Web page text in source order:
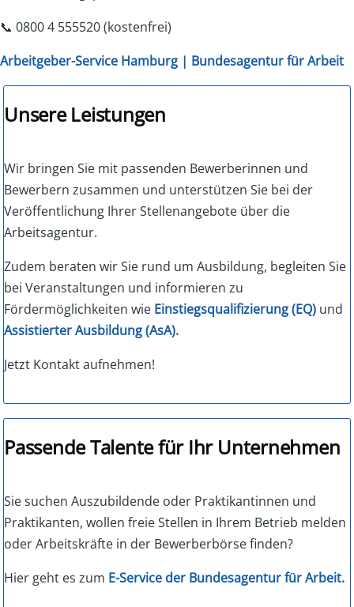
📞 0800 4 555520 (kostenfrei)
Arbeitgeber-Service Hamburg | Bundesagentur für Arbeit
Unsere Leistungen
Wir bringen Sie mit passenden Bewerberinnen und
Bewerbern zusammen und unterstützen Sie bei der
Veröffentlichung Ihrer Stellenangebote über die
Arbeitsagentur.
Zudem beraten wir Sie rund um Ausbildung, begleiten Sie
bei Veranstaltungen und informieren zu
Fördermöglichkeiten wieEinstiegsqualifizierung (EQ)und
Assistierter Ausbildung (AsA).
Jetzt Kontakt aufnehmen!
Passende Talente für Ihr Unternehmen
Sie suchen Auszubildende oder Praktikantinnen und
Praktikanten, wollen freie Stellen in Ihrem Betrieb melden
oder Arbeitskräfte in der Bewerberbörse finden?
Hier geht es zumE-Service der Bundesagentur für Arbeit.